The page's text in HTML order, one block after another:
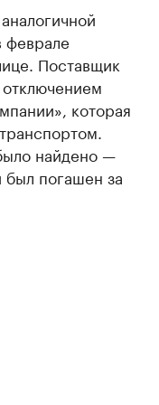
феврале
Поставщик
которая
найдено —
был погашен за